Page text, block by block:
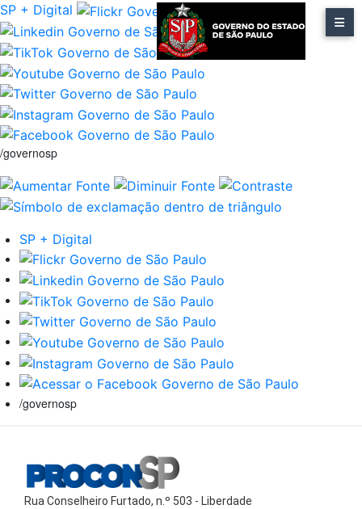
SP + Digital
/governosp
SP + Digital
/governosp
Rua Conselheiro Furtado, n.º 503 - Liberdade